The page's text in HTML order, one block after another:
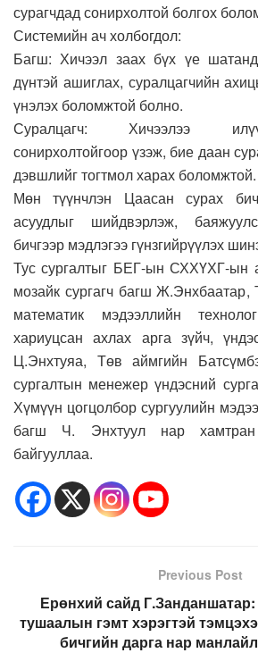
сурагчдад сонирхолтой болгох
Системийн ач холбогдол:
Багш: Хичээл заах бүх үе
дүнтэй ашиглах, суралцагчийн
үнэлэх боломжтой болно.
Суралцагч: Хичээлээ
сонирхолтойгоор үзэж, бие даан
дэвшлийг тогтмол харах боломжтой.
Мөн түүнчлэн Цаасан сурах
асуудлыг шийдвэрлэж,
бичгээр мэдлэгээ гүнзгийрүүлэх
Тус сургалтыг БЕГ-ын СХХҮХГ-ын
мозайк сургагч багш
математик мэдээллийн
хариуцсан ахлах арга зүйч,
Ц.Энхтуяа, Төв аймгийн
сургалтын менежер үндэсний
Хүмүүн цогцолбор сургуулийн
багш Ч. Энхтуул нар хамтран
байгууллаа.
Previous Post
Ерөнхий сайд
тушаалын гэмт хэрэгтэй
бичгийн дарга нар